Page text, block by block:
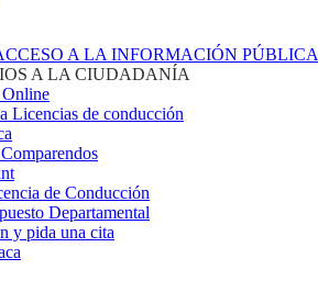
A LA INFORMACIÓN PÚBLICA
A LA CIUDADANÍA
Online
Licencias de conducción
de Conducción
Departamental
y pida una cita